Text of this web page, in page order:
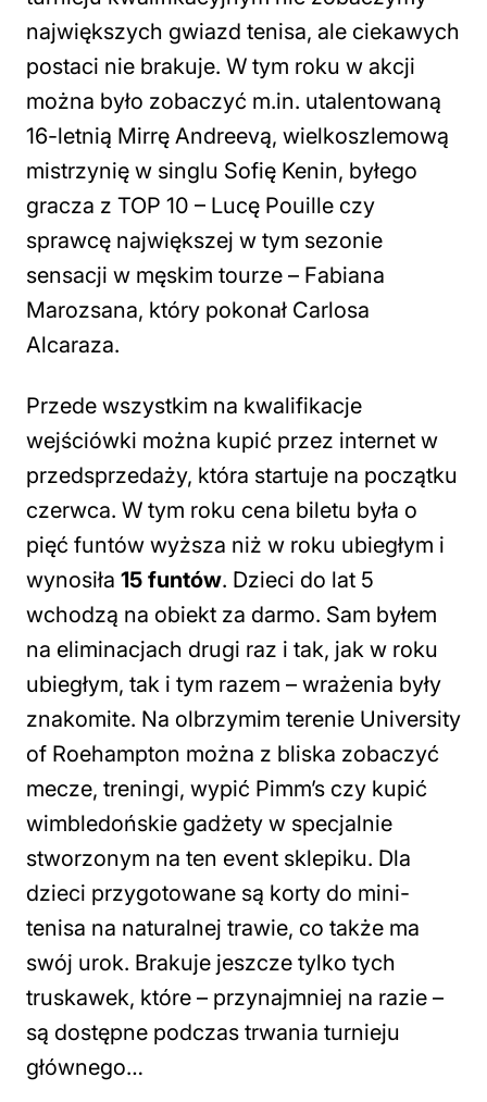
największych gwiazd tenisa, ale ciekawych
postaci nie brakuje. W tym roku w akcji
można było zobaczyć m.in. utalentowaną
16-letnią Mirrę Andreevą, wielkoszlemową
mistrzynię w singlu Sofię Kenin, byłego
gracza z TOP 10 – Lucę Pouille czy
sprawcę największej w tym sezonie
sensacji w męskim tourze – Fabiana
Marozsana, który pokonał Carlosa
Alcaraza.
Przede wszystkim na kwalifikacje
wejściówki można kupić przez internet w
przedsprzedaży, która startuje na początku
czerwca. W tym roku cena biletu była o
pięć funtów wyższa niż w roku ubiegłym i
wynosiła 15 funtów. Dzieci do lat 5
wchodzą na obiekt za darmo. Sam byłem
na eliminacjach drugi raz i tak, jak w roku
ubiegłym, tak i tym razem – wrażenia były
znakomite. Na olbrzymim terenie University
of Roehampton można z bliska zobaczyć
mecze, treningi, wypić Pimm’s czy kupić
wimbledońskie gadżety w specjalnie
stworzonym na ten event sklepiku. Dla
dzieci przygotowane są korty do mini-
tenisa na naturalnej trawie, co także ma
swój urok. Brakuje jeszcze tylko tych
truskawek, które – przynajmniej na razie –
są dostępne podczas trwania turnieju
głównego…